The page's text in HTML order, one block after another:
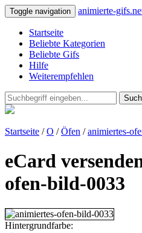
Toggle navigation animierte-
Startseite
Beliebte Kategorien
Beliebte Gifs
Hilfe
Weiterempfehlen
Startseite /O /Öfen /animiertes-
eCard
ofen-bild-0033
Hintergrundfarbe: